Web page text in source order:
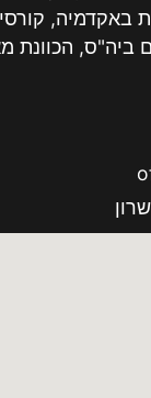
באקדמיה,
ביה"ס, הכוונת